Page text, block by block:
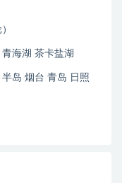
海湖 茶卡盐湖
岛 烟台 青岛 日照